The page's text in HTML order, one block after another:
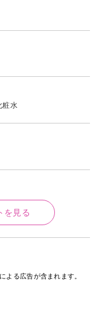
粧水
を見る
る広告が含まれます。